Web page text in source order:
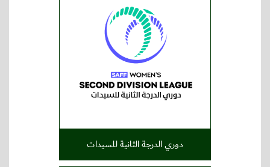
دوري الدرجة الثانية للسيدات